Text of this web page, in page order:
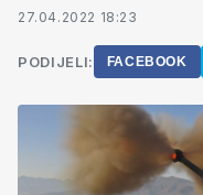
27.04.2022 18:23
PODIJELI: FACEBOOK